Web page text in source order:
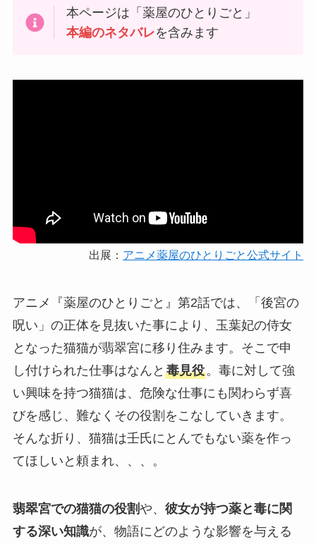
本ページは「薬屋のひとりごと」
本編のネタバレを含みます
出展： アニメ薬屋のひとりごと公式サイト
アニメ『薬屋のひとりごと』第2話では、「後宮の
呪い」の正体を見抜いた事により、玉葉妃の侍女
となった猫猫が翡翠宮に移り住みます。そこで申
し付けられた仕事はなんと 毒見役。毒に対して強
い興味を持つ猫猫は、危険な仕事にも関わらず喜
びを感じ、難なくその役割をこなしていきます。
そんな折り、猫猫は壬氏にとんでもない薬を作っ
てほしいと頼まれ、、、。
翡翠宮での猫猫の役割や、 彼女が持つ薬と毒に関
する深い知識が、物語にどのような影響を与える